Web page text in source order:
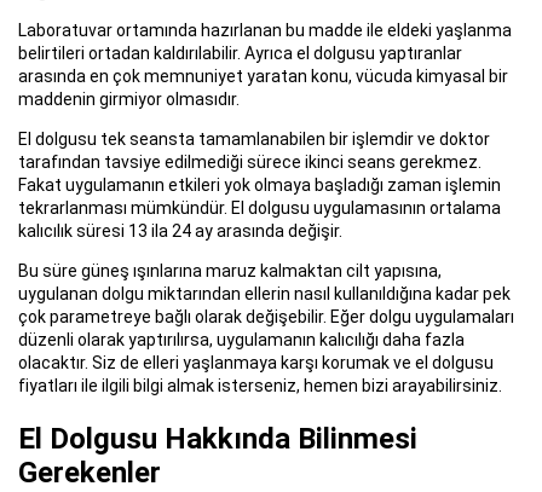
Laboratuvar ortamında hazırlanan bu madde ile eldeki yaşlanma
belirtileri ortadan kaldırılabilir. Ayrıca el dolgusu yaptıranlar
arasında en çok memnuniyet yaratan konu, vücuda kimyasal bir
maddenin girmiyor olmasıdır.
El dolgusu tek seansta tamamlanabilen bir işlemdir ve doktor
tarafından tavsiye edilmediği sürece ikinci seans gerekmez.
Fakat uygulamanın etkileri yok olmaya başladığı zaman işlemin
tekrarlanması mümkündür. El dolgusu uygulamasının ortalama
kalıcılık süresi 13 ila 24 ay arasında değişir.
Bu süre güneş ışınlarına maruz kalmaktan cilt yapısına,
uygulanan dolgu miktarından ellerin nasıl kullanıldığına kadar pek
çok parametreye bağlı olarak değişebilir. Eğer dolgu uygulamaları
düzenli olarak yaptırılırsa, uygulamanın kalıcılığı daha fazla
olacaktır. Siz de elleri yaşlanmaya karşı korumak ve el dolgusu
fiyatları ile ilgili bilgi almak isterseniz, hemen bizi arayabilirsiniz.
El Dolgusu Hakkında Bilinmesi
Gerekenler